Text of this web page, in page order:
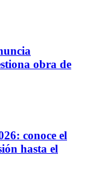
obra de
conoce el
hasta el